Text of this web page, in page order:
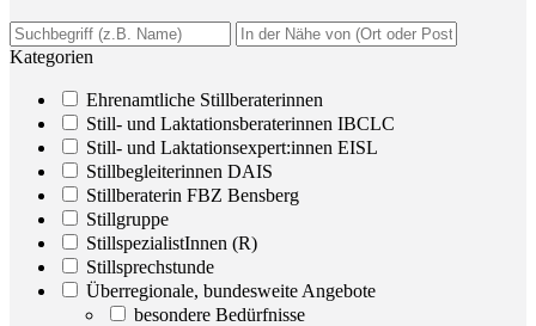
Kategorien
Ehrenamtliche Stillberaterinnen
Still- und Laktationsberaterinnen IBCLC
Still- und Laktationsexpert:innen EISL
Stillbegleiterinnen DAIS
Stillberaterin FBZ Bensberg
Stillgruppe
StillspezialistInnen (R)
Stillsprechstunde
Überregionale, bundesweite Angebote
besondere Bedürfnisse